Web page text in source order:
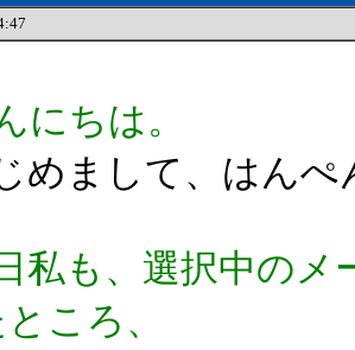
にちは。
めまして、はん
私も、選択中の
ころ、